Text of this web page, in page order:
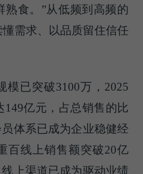
熟食。”从低频到高频的
需求、以品质留住信任
模已突破3100万，2025
亿元，占总销售的比
体系已成为企业稳健经
百线上销售额突破20亿
上渠道已成为驱动业绩